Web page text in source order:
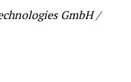
GmbH /